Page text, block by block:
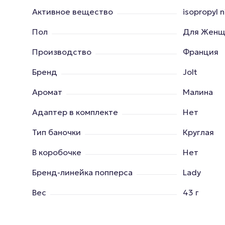
Активное вещество
isopropyl
Пол
Для
Производство
Франция
Бренд
Jolt
Аромат
Малина
Адаптер в комплекте
Нет
Тип баночки
Круглая
В коробочке
Нет
Бренд-линейка попперса
Lady
Вес
43 г